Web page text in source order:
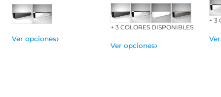
Ver opciones›
+ 3 COLORES DISPONIBLES
Ver opciones›
+ 3